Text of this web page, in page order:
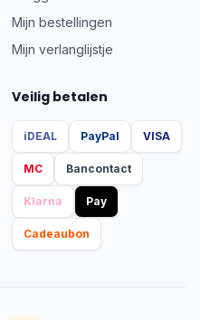
Mijn bestellingen
Mijn verlanglijstje
Veilig betalen
iDEAL PayPal VISA
MC Bancontact
Klarna Pay
Cadeaubon